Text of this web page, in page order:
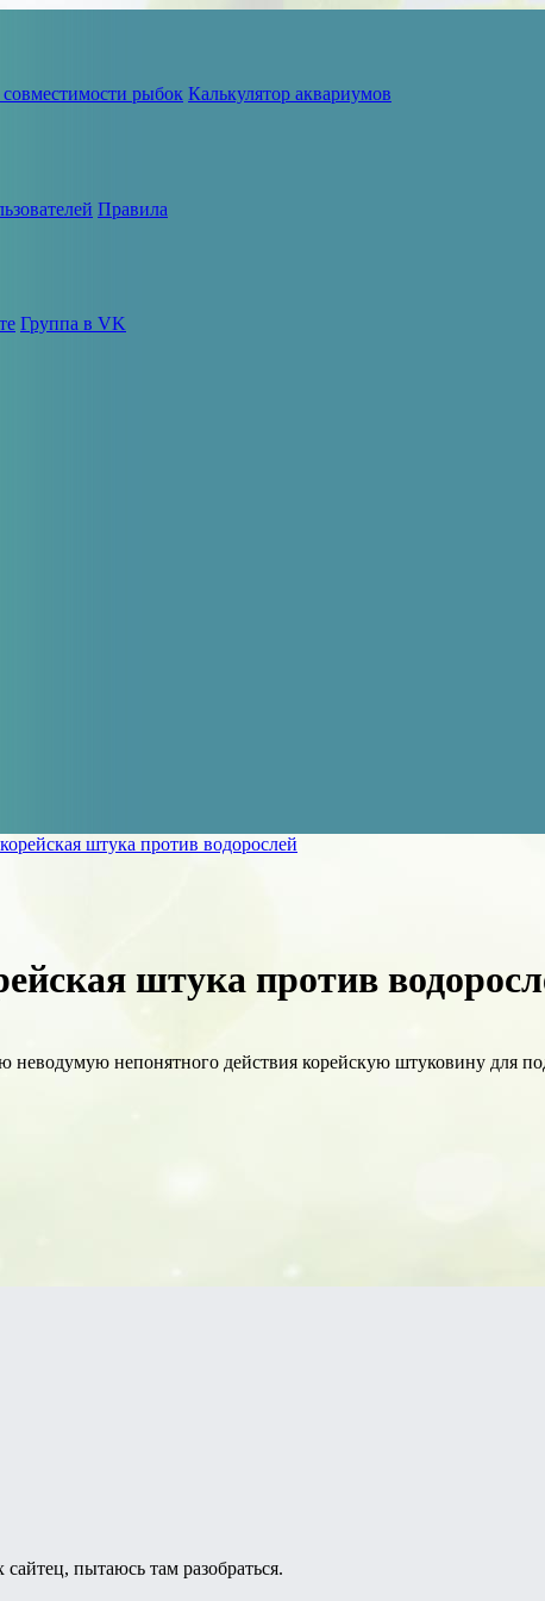
совместимости рыбок Калькулятор аквариумов
Правила
Группа в VK
штука против водорослей
штука против
неводумую непонятного действия корейскую штуковину для
сайтец, пытаюсь там разобраться.